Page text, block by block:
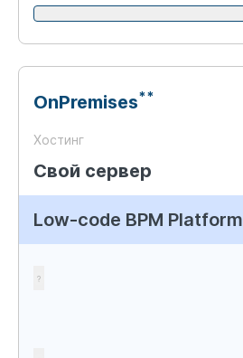
OnPremises**
Хостинг
Свой сервер
Low-code BPM Platform
?